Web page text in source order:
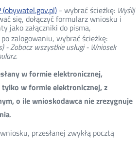
(obywatel.gov.pl)- wybrać ścieżkę: Wyślij
się, dołączyć formularz wniosku i
jako załączniki do pisma,
zalogowaniu, wybrać ścieżkę:
- Zobacz wszystkie usługi - Wniosek
w formie elektronicznej,
w formie elektronicznej, z
o ile wnioskodawca nie zrezygnuje
.
przesłanej zwykłą pocztą